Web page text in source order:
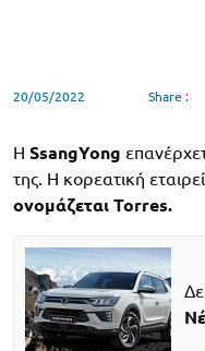
20/05/2022 Share :
Η SsangYong
της. Η κορεατική
ονομάζεται Torres.